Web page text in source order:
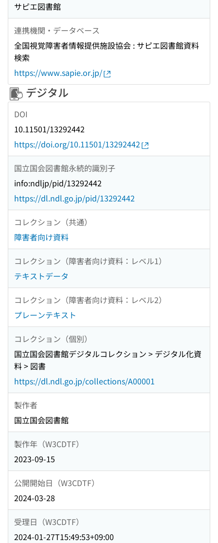
サピエ図書館
連携機関・データベース
全国視覚障害者情報提供施設協会 : サピエ図書館資料
検索
https://www.sapie.or.jp/
デジタル
DOI
10.11501/13292442
https://doi.org/10.11501/13292442
国立国会図書館永続的識別子
info:ndljp/pid/13292442
https://dl.ndl.go.jp/pid/13292442
コレクション（共通）
障害者向け資料
コレクション（障害者向け資料：レベル1）
テキストデータ
コレクション（障害者向け資料：レベル2）
プレーンテキスト
コレクション（個別）
国立国会図書館デジタルコレクション > デジタル化資
料 > 図書
https://dl.ndl.go.jp/collections/A00001
製作者
国立国会図書館
製作年（W3CDTF）
2023-09-15
公開開始日（W3CDTF）
2024-03-28
受理日（W3CDTF）
2024-01-27T15:49:53+09:00